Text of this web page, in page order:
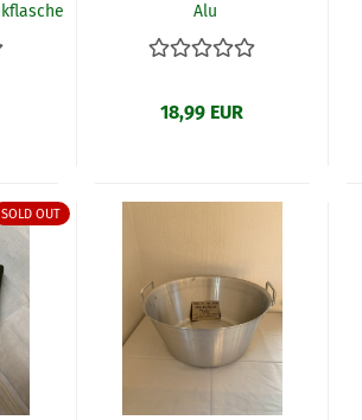
Alu
18,99 EUR
SOLD OUT